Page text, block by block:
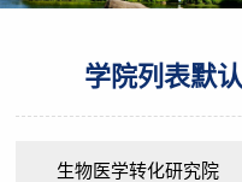
学院列表默
生物医学转化研究院